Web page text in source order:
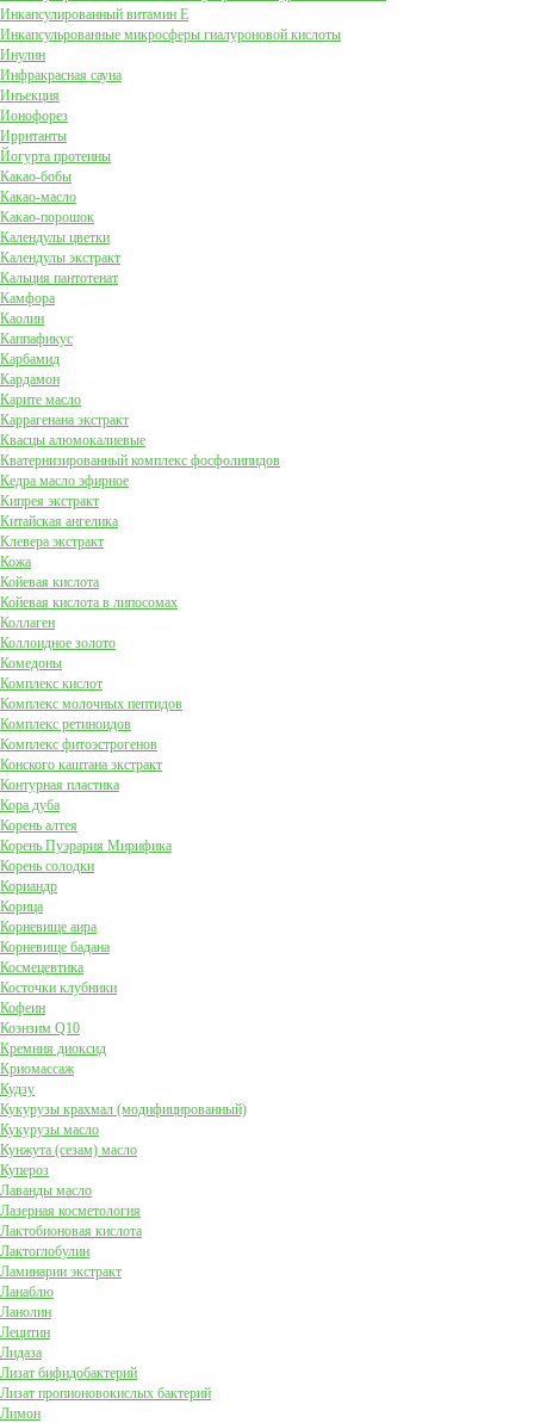
Инкапсулированный витамин Е
Инкапсульрованные микросферы гиалуроновой кислоты
Инулин
Инфракрасная сауна
Инъекция
Ионофорез
Ирританты
Йогурта протеины
Какао-бобы
Какао-масло
Какао-порошок
Календулы цветки
Календулы экстракт
Кальция пантотенат
Камфора
Каолин
Каппафикус
Карбамид
Кардамон
Карите масло
Каррагенана экстракт
Квасцы алюмокалиевые
Кватернизированный комплекс фосфолипидов
Кедра масло эфирное
Кипрея экстракт
Китайская ангелика
Клевера экстракт
Кожа
Койевая кислота
Койевая кислота в липосомах
Коллаген
Коллоидное золото
Комедоны
Комплекс кислот
Комплекс молочных пептидов
Комплекс ретиноидов
Комплекс фитоэстрогенов
Конского каштана экстракт
Контурная пластика
Кора дуба
Корень алтея
Корень Пуэрария Мирифика
Корень солодки
Кориандр
Корица
Корневище аира
Корневище бадана
Космецевтика
Косточки клубники
Кофеин
Коэнзим Q10
Кремния диоксид
Криомассаж
Кудзу
Кукурузы крахмал (модифицированный)
Кукурузы масло
Кунжута (сезам) масло
Купероз
Лаванды масло
Лазерная косметология
Лактобионовая кислота
Лактоглобулин
Ламинарии экстракт
Ланаблю
Ланолин
Лецитин
Лидаза
Лизат бифидобактерий
Лизат пропионовокислых бактерий
Лимон